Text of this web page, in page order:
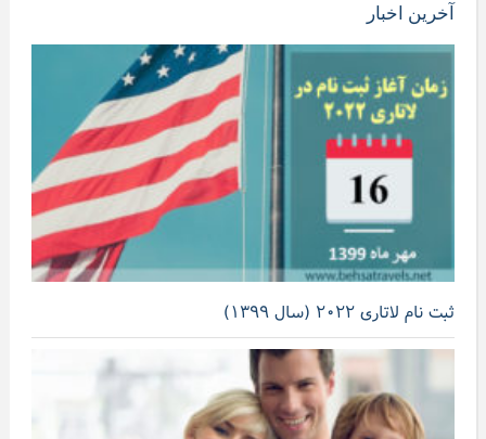
آخرین اخبار
ثبت نام لاتاری ۲۰۲۲ (سال ۱۳۹۹)